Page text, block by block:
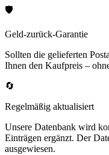
🛡️
Geld-zurück-Garantie
Sollten die gelieferten
Ihnen den Kaufpreis –
🔄
Regelmäßig aktualisiert
Unsere Datenbank wird
Einträgen ergänzt. Der
ausgewiesen.